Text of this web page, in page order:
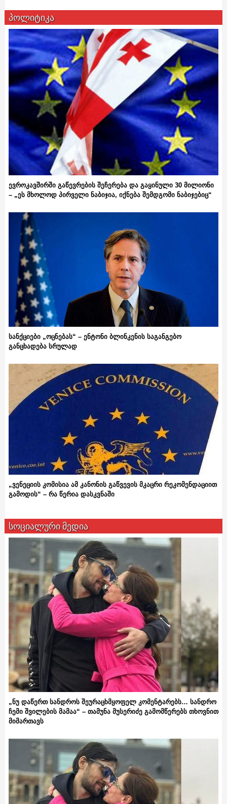
პოლიტიკა
ევროკავშირში გაწევრების შეჩერება და გაყინული 30 მილიონი
– „ეს მხოლოდ პირველი ნაბიჯია, იქნება შემდგომი ნაბიჯებიც“
სანქციები „ოცნებას“ – ენტონი ბლინკენის საგანგებო
განცხადება სრულად
„ვენეციის კომისია ამ კანონის გაწვევის მკაცრი რეკომენდაციით
გამოდის“ – რა წერია დასკვნაში
სოციალური მედია
„ნუ დაწერთ სანდროს შეურაცხმყოფელ კომენტარებს… სანდრო
ჩემი შვილების მამაა“ – თამუნა მუსერიძე გამომწერებს თხოვნით
მიმართავს